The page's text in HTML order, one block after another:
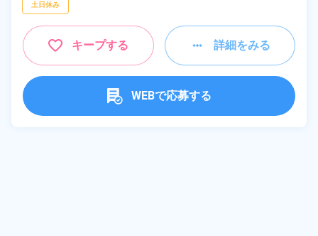
土日休み
キープする 詳細をみる
WEBで応募する